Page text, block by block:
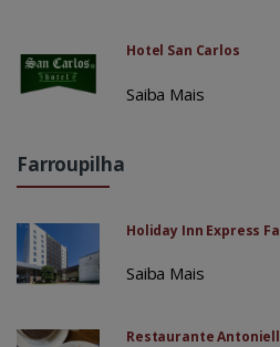
Hotel San Carlos
Saiba Mais
Farroupilha
Holiday Inn Express
Saiba Mais
Restaurante